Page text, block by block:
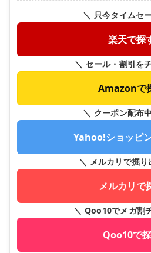
＼ 只今タイムセ
楽天で探
＼ セール・割引を
Amazonで
＼ クーポン配布
Yahoo!ショッピ
＼ メルカリで掘り
メルカリで
＼ Qoo10でメガ割
Qoo10で